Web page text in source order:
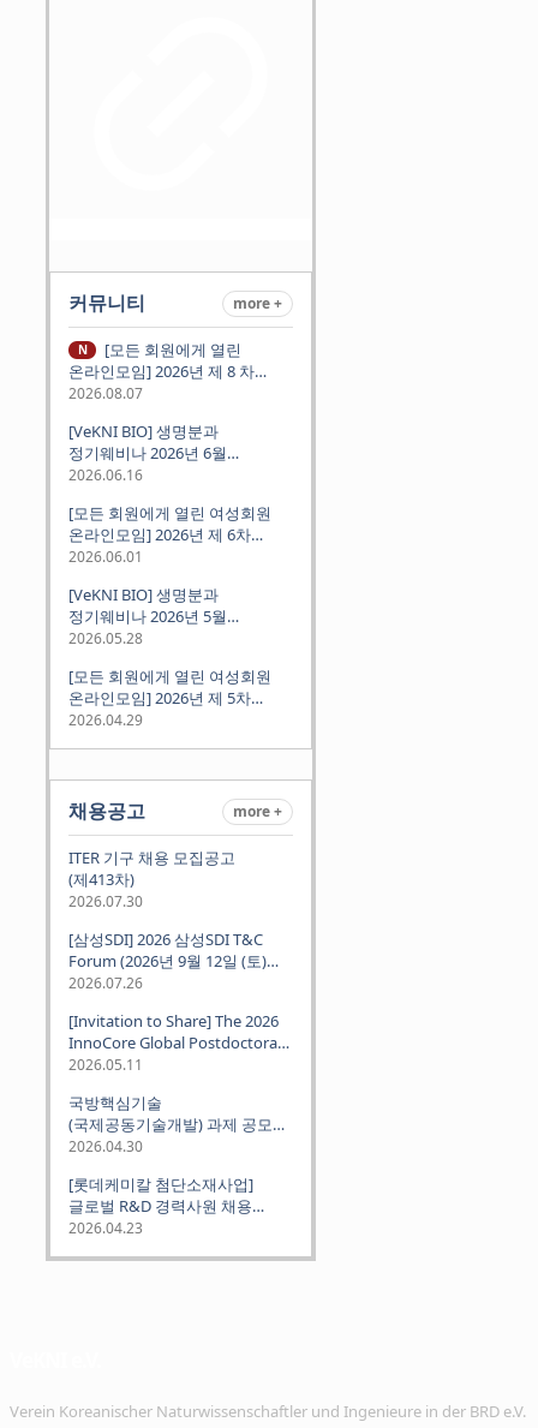
커뮤니티 more +
N
온라인모임] 2026년 제 8 차
정기모임 (8월 12일 수요일 저녁
경험담
2026.08.07
[VeKNI BIO] 생명분과
정기웨비나 2026년 6월
(2026.06.18 Thu 9:00PM)
2026.06.16
[모든 회원에게 열린 여성회원
온라인모임] 2026년 제 6차
정기모임 (6월 10일 수요일 저녁
2026.06.01
[VeKNI BIO] 생명분과
정기웨비나 2026년 5월
(2026.05.28 Thu 9:00PM)
2026.05.28
[모든 회원에게 열린 여성회원
온라인모임] 2026년 제 5차
정기모임 (5월 12일 화요일 저녁
2026.04.29
채용공고 more +
ITER 기구 채용 모집공고
(제413차)
2026.07.30
[삼성SDI] 2026 삼성SDI T&C
Forum (2026년 9월 12일 (토)
뮌헨 개최)
2026.07.26
[Invitation to Share] The 2026
InnoCore Global Postdoctoral
Job Fair: Meet Korea's 4 Major
Institutes
2026.05.11
국방핵심기술
(국제공동기술개발) 과제 공모
안내 (~2026.06.26)
2026.04.30
[롯데케미칼 첨단소재사업]
글로벌 R&D 경력사원 채용
(~2026. 5.5)
2026.04.23
Verein Koreanischer Naturwissenschaftler und Ingenieure in der BRD e.V.